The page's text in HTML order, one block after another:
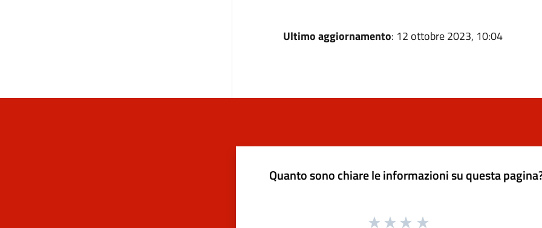
Ultimo aggiornamento: 12 ottobre 2023, 10:04
Quanto sono chiare le informazioni su questa